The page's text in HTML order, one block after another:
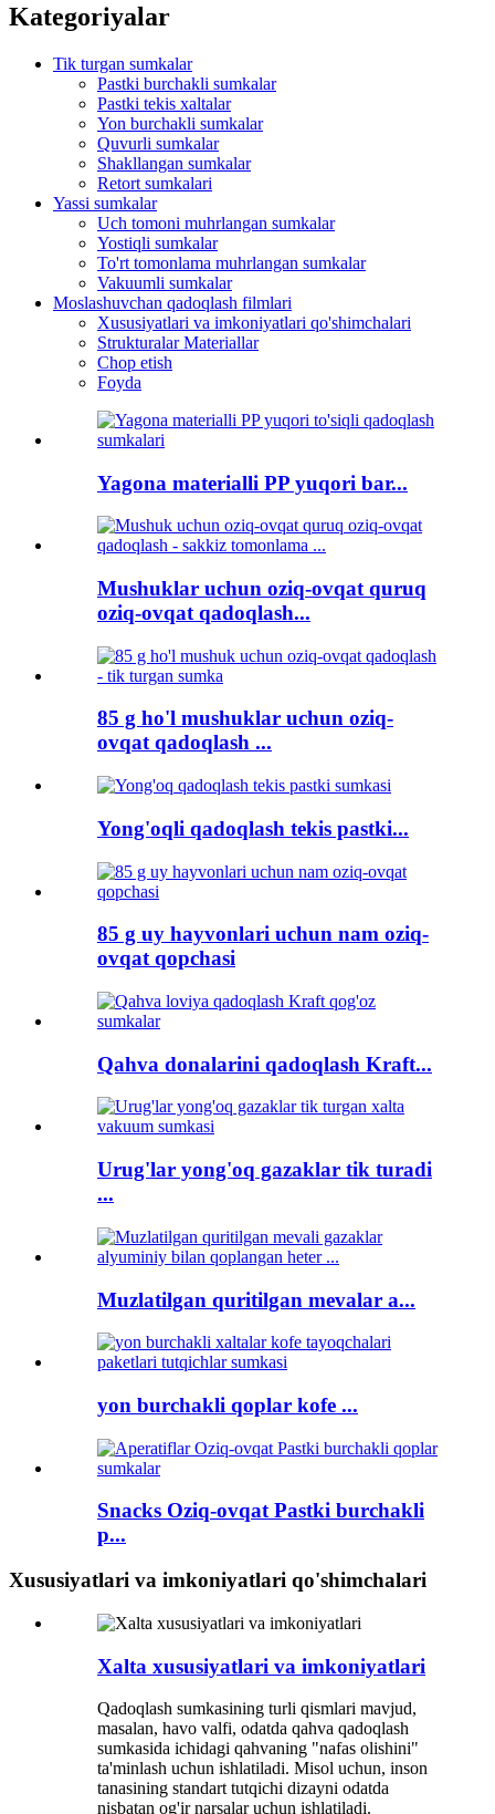
Kategoriyalar
Tik turgan sumkalar
Pastki burchakli sumkalar
Pastki tekis xaltalar
Yon burchakli sumkalar
Quvurli sumkalar
Shakllangan sumkalar
Retort sumkalari
Yassi sumkalar
Uch tomoni muhrlangan sumkalar
Yostiqli sumkalar
To'rt tomonlama muhrlangan sumkalar
Vakuumli sumkalar
Moslashuvchan qadoqlash filmlari
Xususiyatlari va imkoniyatlari qo'shimchalari
Strukturalar Materiallar
Chop etish
Foyda
Yagona materialli PP yuqori bar...
Mushuklar uchun oziq-ovqat quruq
oziq-ovqat qadoqlash...
85 g ho'l mushuklar uchun oziq-
ovqat qadoqlash ...
Yong'oqli qadoqlash tekis pastki...
85 g uy hayvonlari uchun nam oziq-
ovqat qopchasi
Qahva donalarini qadoqlash Kraft...
Urug'lar yong'oq gazaklar tik turadi
...
Muzlatilgan quritilgan mevalar a...
yon burchakli qoplar kofe ...
Snacks Oziq-ovqat Pastki burchakli
p...
Xususiyatlari va imkoniyatlari qo'shimchalari
Xalta xususiyatlari va imkoniyatlari
Qadoqlash sumkasining turli qismlari mavjud,
masalan, havo valfi, odatda qahva qadoqlash
sumkasida ichidagi qahvaning "nafas olishini"
ta'minlash uchun ishlatiladi. Misol uchun, inson
tanasining standart tutqichi dizayni odatda
nisbatan og'ir narsalar uchun ishlatiladi.